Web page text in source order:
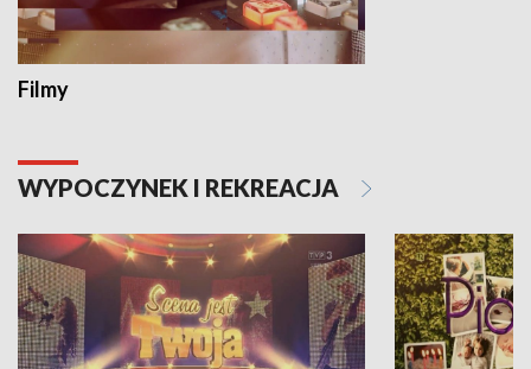
Filmy
WYPOCZYNEK I REKREACJA